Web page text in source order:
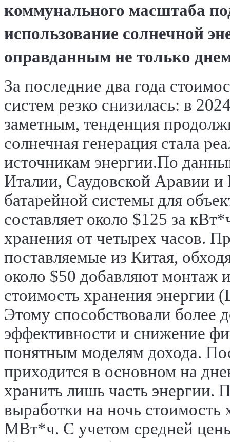
коммунального масштаба
использование солнечной
оправданным не только
За последние два года
систем резко снизилась: в
заметным, тенденция
солнечная генерация стала
источникам энергии.По
Италии, Саудовской Аравии
батарейной системы для
составляет около $125 за
хранения от четырех часов.
поставляемые из Китая,
около $50 добавляют монтаж
стоимость хранения энергии
Этому способствовали более
эффективности и снижение
понятным моделям дохода.
приходится в основном на
хранить лишь часть энергии.
выработки на ночь стоимость
МВт*ч. С учетом средней